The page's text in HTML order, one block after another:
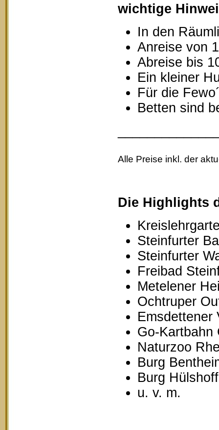
wichtige
In den
Anreise von
Abreise bis
Ein kleiner
Für die
Betten sind
Alle Preise inkl. der
Die Highlights
Steinfurter
Steinfurter
Freibad
Metelener
Ochtruper
Emsdettener
Go-Kartbahn
Naturzoo
Burg
Burg
u. v. m.